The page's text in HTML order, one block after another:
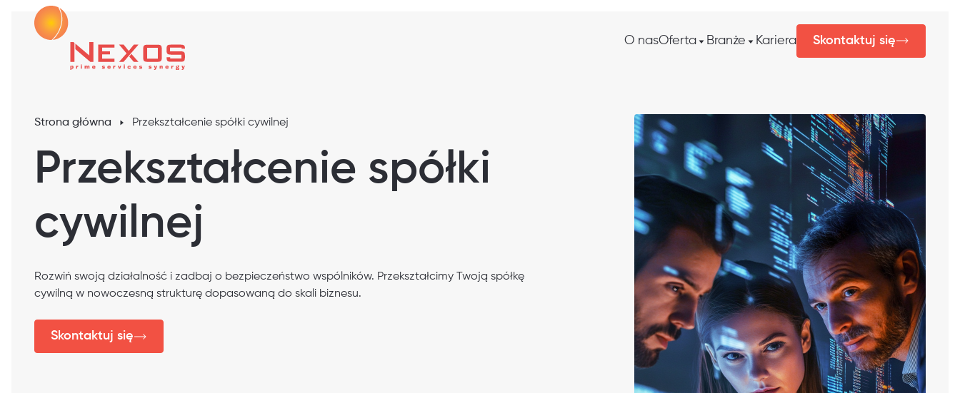
O nasOferta Branże Kariera Skontaktuj się
Strona główna Przekształcenie spółki cywilnej
Przekształcenie spółki
cywilnej
Rozwiń swoją działalność i zadbaj o bezpieczeństwo wspólników. Przekształcimy Twoją spółkę
cywilną w nowoczesną strukturę dopasowaną do skali biznesu.
Skontaktuj się